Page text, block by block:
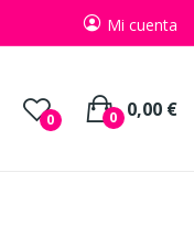
Mi cuenta
0 0,00 €
0